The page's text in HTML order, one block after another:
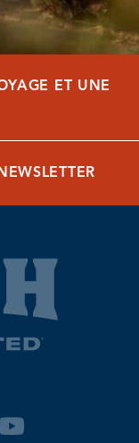
ET UNE